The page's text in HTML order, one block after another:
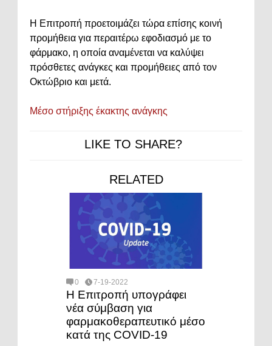
Η Επιτροπή προετοιμάζει τώρα επίσης κοινή
προμήθεια για περαιτέρω εφοδιασμό με το
φάρμακο, η οποία αναμένεται να καλύψει
πρόσθετες ανάγκες και προμήθειες από τον
Οκτώβριο και μετά.
Μέσο στήριξης έκακτης ανάγκης
LIKE TO SHARE?
RELATED
0 7-19-2022
Η Επιτροπή υπογράφει
νέα σύμβαση για
φαρμακοθεραπευτικό μέσο
κατά της COVID-19